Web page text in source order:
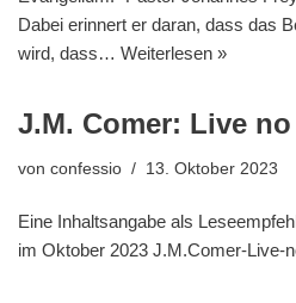
Dabei erinnert er daran, dass das
wird, dass… Weiterlesen »
J.M. Comer: Live
von confessio 13. Oktober 2023
Eine Inhaltsangabe als
im Oktober 2023 J.M.Comer-Live-